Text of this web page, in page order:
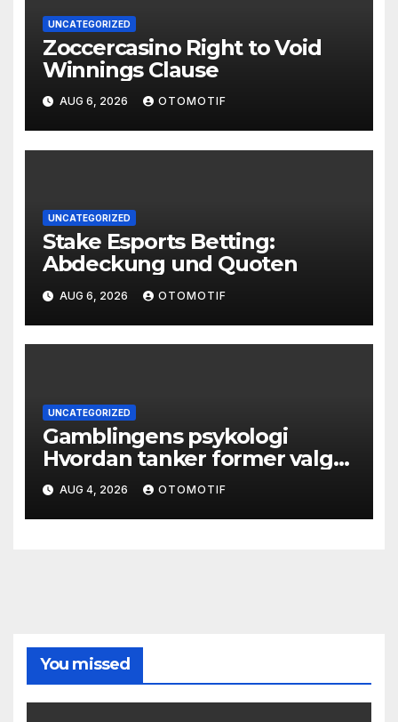
UNCATEGORIZED
Zoccercasino Right to Void
Winnings Clause
AUG 6, 2026 OTOMOTIF
UNCATEGORIZED
Stake Esports Betting:
Abdeckung und Quoten
AUG 6, 2026 OTOMOTIF
UNCATEGORIZED
Gamblingens psykologi
Hvordan tanker former valg
og atferd
AUG 4, 2026 OTOMOTIF
You missed